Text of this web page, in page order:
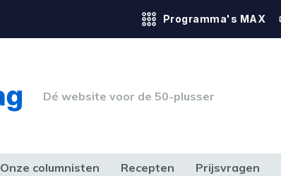
Programma's MAX
Dé website voor de 50-plusser
Onze columnisten Recepten Prijsvragen